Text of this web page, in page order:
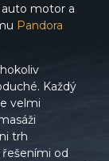
motor a
Pandora
Každý
velmi
trh
od